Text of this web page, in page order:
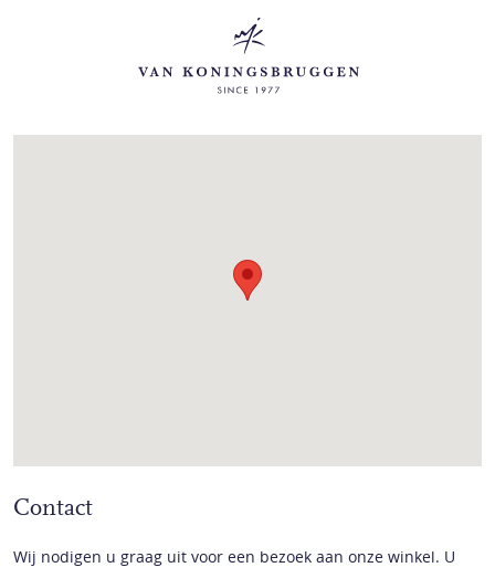
Contact
Wij nodigen u graag uit voor een bezoek aan onze winkel. U